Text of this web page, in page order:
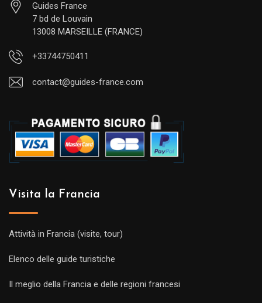
Guides France
7 bd de Louvain
13008 MARSEILLE (FRANCE)
+33744750411
contact@guides-france.com
Visita la Francia
Attività in Francia (visite, tour)
Elenco delle guide turistiche
Il meglio della Francia e delle regioni francesi